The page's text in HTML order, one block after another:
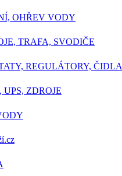
OHŘEV VODY
TRAFA, SVODIČE
REGULÁTORY, ČIDLA
UPS, ZDROJE